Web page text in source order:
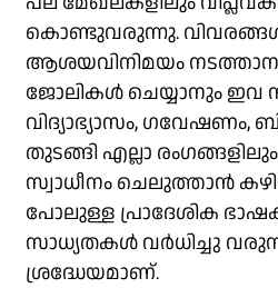
കൊണ്ടുവരുന്നു.
ആശയവിനിമയം
ജോലികൾ ചെയ്യാനും ഇവ
വിദ്യാഭ്യാസം, ഗവേഷണം,
തുടങ്ങി എല്ലാ
സ്വാധീനം ചെലുത്താൻ
പോലുള്ള പ്രാദേശിക
സാധ്യതകൾ വർധിച്ചു
ശ്രദ്ധേയമാണ്.